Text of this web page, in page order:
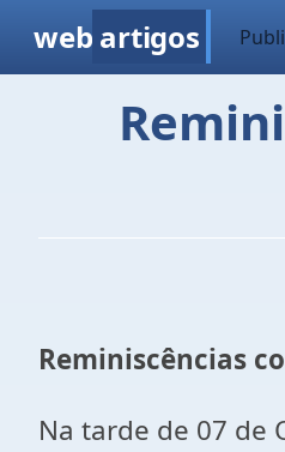
web artigos
Reminiscências
Na tarde de 07 de